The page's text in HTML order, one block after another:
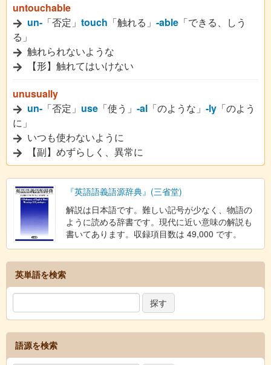
untouchable
un- 「否定」 touch 「触れる」 -able 「できる、しう
る」
触れられないような
【形】触れてはいけない
unusually
un- 「否定」 use 「使う」 -al 「のような」 -ly 「のよう
に」
いつも使わないように
【副】めずらしく、異常に
『英語語義語源辞典』(三省堂)
解説は日本語です。難しい記号が少なく、物語の
ように読める辞書です。現代に近い意味の解説も
書いてあります。収録項目数は 49,000 です。
英単語を検索
語源を検索